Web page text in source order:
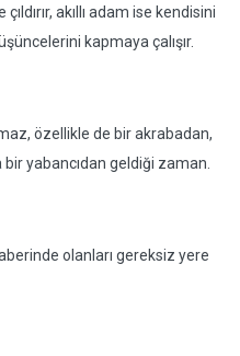
akıllı adam ise kendisini
kapmaya çalışır.
özellikle de bir akrabadan,
yabancıdan geldiği zaman.
olanları gereksiz yere